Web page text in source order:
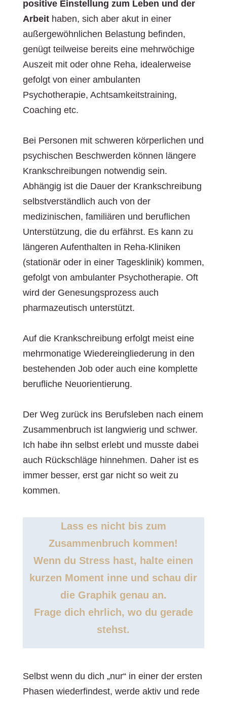
positive Einstellung zum Leben und der
Arbeithaben, sich aber akut in einer
außergewöhnlichen Belastung befinden,
genügt teilweise bereits eine mehrwöchige
Auszeit mit oder ohne Reha, idealerweise
gefolgt von einer ambulanten
Psychotherapie, Achtsamkeitstraining,
Coaching etc.
Bei Personen mit schweren körperlichen und
psychischen Beschwerden können längere
Krankschreibungen notwendig sein.
Abhängig ist die Dauer der Krankschreibung
selbstverständlich auch von der
medizinischen, familiären und beruflichen
Unterstützung, die du erfährst. Es kann zu
längeren Aufenthalten in Reha-Kliniken
(stationär oder in einer Tagesklinik) kommen,
gefolgt von ambulanter Psychotherapie. Oft
wird der Genesungsprozess auch
pharmazeutisch unterstützt.
Auf die Krankschreibung erfolgt meist eine
mehrmonatige Wiedereingliederung in den
bestehenden Job oder auch eine komplette
berufliche Neuorientierung.
Der Weg zurück ins Berufsleben nach einem
Zusammenbruch ist langwierig und schwer.
Ich habe ihn selbst erlebt und musste dabei
auch Rückschläge hinnehmen. Daher ist es
immer besser, erst gar nicht so weit zu
kommen.
Lass es nicht bis zum
Zusammenbruch kommen!
Wenn du Stress hast, halte einen
kurzen Moment inne und schau dir
die Graphik genau an.
Frage dich ehrlich, wo du gerade
stehst.
Selbst wenn du dich „nur“ in einer der ersten
Phasen wiederfindest, werde aktiv und rede